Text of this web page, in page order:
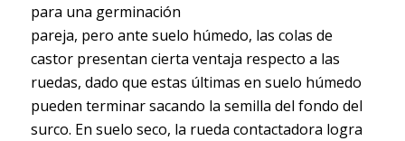
para una germinación
pareja, pero ante suelo húmedo, las colas de
castor presentan cierta ventaja respecto a las
ruedas, dado que estas últimas en suelo húmedo
pueden terminar sacando la semilla del fondo del
surco. En suelo seco, la rueda contactadora logra